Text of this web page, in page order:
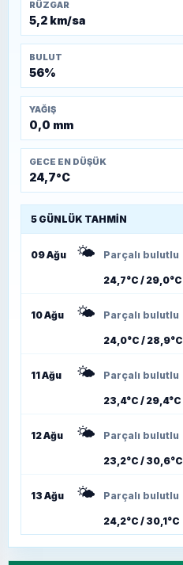
RÜZGAR
5,2 km/sa
BULUT
56%
YAĞIŞ
0,0 mm
GECE EN DÜŞÜK
24,7°C
5 GÜNLÜK TAHMIN
09 Ağu 🌤️ Parçalı bulutlu
24,7°C / 29,0°C
10 Ağu 🌤️ Parçalı bulutlu
24,0°C / 28,9°C
11 Ağu 🌤️ Parçalı bulutlu
23,4°C / 29,4°C
12 Ağu 🌤️ Parçalı bulutlu
23,2°C / 30,6°C
13 Ağu 🌤️ Parçalı bulutlu
24,2°C / 30,1°C